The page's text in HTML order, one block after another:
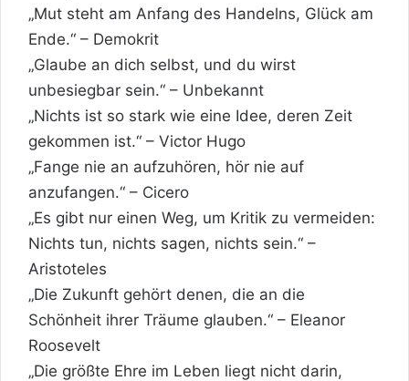
„Mut steht am Anfang des Handelns, Glück am
Ende.“ – Demokrit
„Glaube an dich selbst, und du wirst
unbesiegbar sein.“ – Unbekannt
„Nichts ist so stark wie eine Idee, deren Zeit
gekommen ist.“ – Victor Hugo
„Fange nie an aufzuhören, hör nie auf
anzufangen.“ – Cicero
„Es gibt nur einen Weg, um Kritik zu vermeiden:
Nichts tun, nichts sagen, nichts sein.“ –
Aristoteles
„Die Zukunft gehört denen, die an die
Schönheit ihrer Träume glauben.“ – Eleanor
Roosevelt
„Die größte Ehre im Leben liegt nicht darin,